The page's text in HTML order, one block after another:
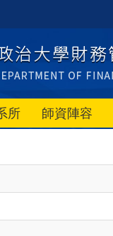
所 師資陣容